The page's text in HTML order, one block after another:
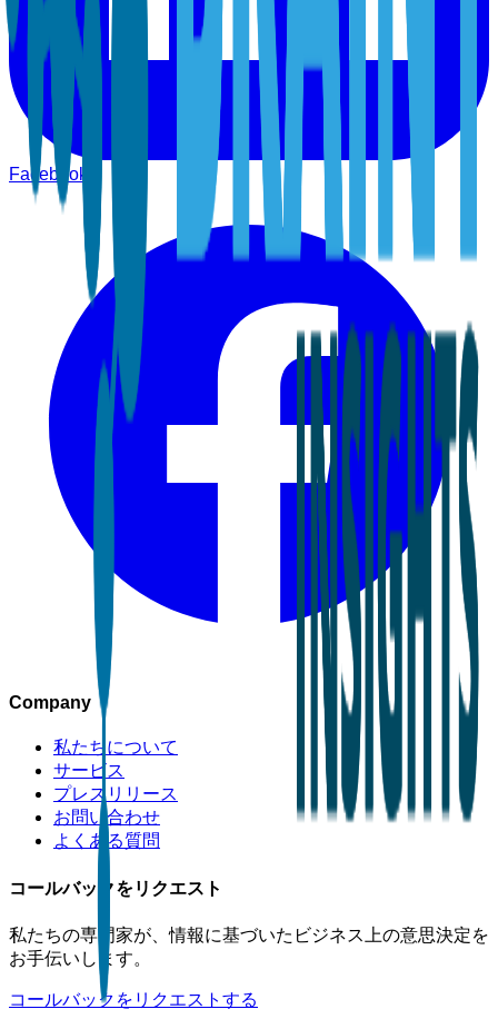
Facebook
Company
私たちについて
サービス
プレスリリース
お問い合わせ
よくある質問
コールバックをリクエスト
私たちの専門家が、情報に基づいたビジネス上の意思決定を
お手伝いします。
コールバックをリクエストする